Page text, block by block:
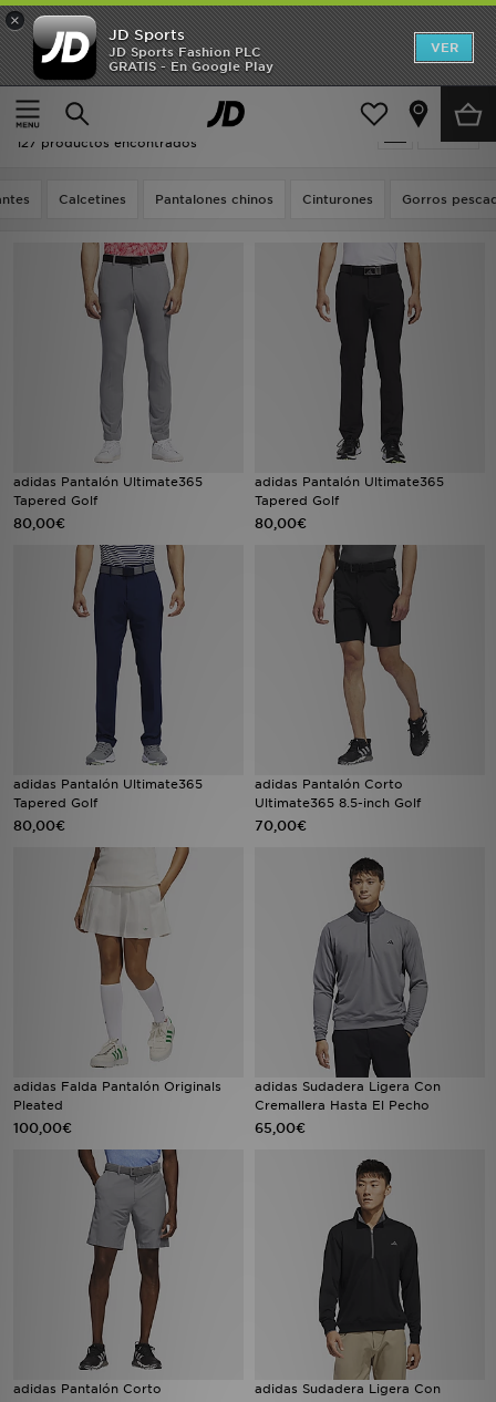
×
JD Sports
JD Sports Fashion PLC
GRATIS - En Google Play
VER
Página principal
Adidas Golf
Adidas Golf
127 productos encontrados
Calcetines Pantalones chinos Cinturones Gorros
adidas Pantalón Ultimate365
Tapered Golf
80,00€
adidas Pantalón Ultimate365
Tapered Golf
80,00€
adidas Pantalón Ultimate365
Tapered Golf
80,00€
adidas Pantalón Corto
Ultimate365 8.5-inch Golf
70,00€
adidas Falda Pantalón Originals
Pleated
100,00€
adidas Sudadera Ligera Con
Cremallera Hasta El Pecho
65,00€
adidas Pantalón Corto
adidas Sudadera Ligera Con
Hombre
Mujer
Niños
Ver Marcas
Deportes & Fitness
TARJETA REGALO